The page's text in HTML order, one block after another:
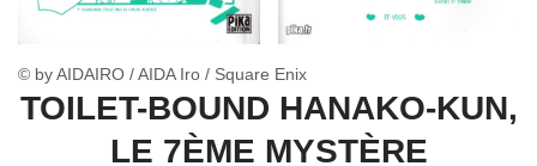
© by AIDAIRO / AIDA Iro / Square Enix
TOILET-BOUND HANAKO-KUN,
LE 7ÈME MYSTÈRE